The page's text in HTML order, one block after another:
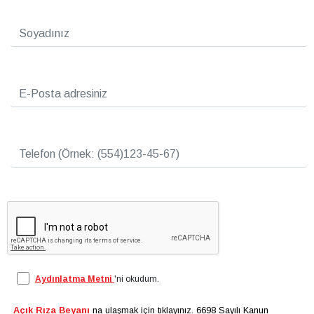
Aydınlatma Metni 'ni okudum.
Açık Rıza Beyanı na ulaşmak için tıklayınız. 6698 Sayılı Kanun